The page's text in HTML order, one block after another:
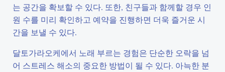
는 공간을 확보할 수 있다. 또한, 친구들과 함께할 경우 인
원 수를 미리 확인하고 예약을 진행하면 더욱 즐거운 시
간을 보낼 수 있다.
달토가라오케에서 노래 부르는 경험은 단순한 오락을 넘
어 스트레스 해소의 중요한 방법이 될 수 있다. 아늑한 분